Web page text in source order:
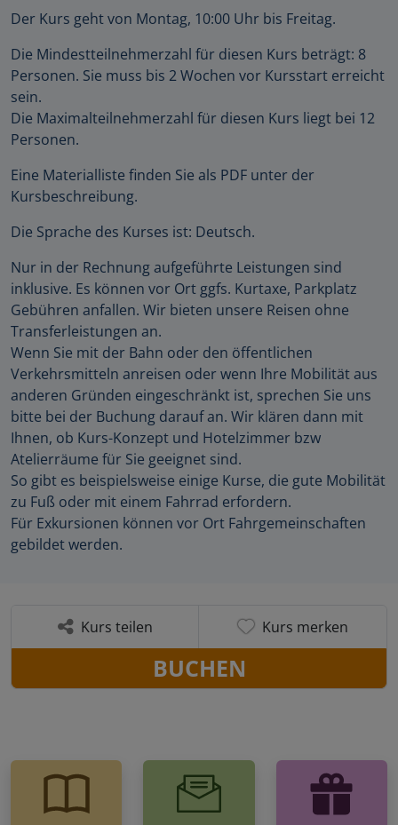
Der Kurs geht von Montag, 10:00 Uhr bis Freitag.
Die Mindestteilnehmerzahl für diesen Kurs beträgt: 8
Personen. Sie muss bis 2 Wochen vor Kursstart erreicht
sein.
Die Maximalteilnehmerzahl für diesen Kurs liegt bei 12
Personen.
Eine Materialliste finden Sie als PDF unter der
Kursbeschreibung.
Die Sprache des Kurses ist: Deutsch.
Nur in der Rechnung aufgeführte Leistungen sind
inklusive. Es können vor Ort ggfs. Kurtaxe, Parkplatz
Gebühren anfallen. Wir bieten unsere Reisen ohne
Transferleistungen an.
Wenn Sie mit der Bahn oder den öffentlichen
Verkehrsmitteln anreisen oder wenn Ihre Mobilität aus
anderen Gründen eingeschränkt ist, sprechen Sie uns
bitte bei der Buchung darauf an. Wir klären dann mit
Ihnen, ob Kurs-Konzept und Hotelzimmer bzw
Atelierräume für Sie geeignet sind.
So gibt es beispielsweise einige Kurse, die gute Mobilität
zu Fuß oder mit einem Fahrrad erfordern.
Für Exkursionen können vor Ort Fahrgemeinschaften
gebildet werden.
Kurs teilen Kurs merken
BUCHEN